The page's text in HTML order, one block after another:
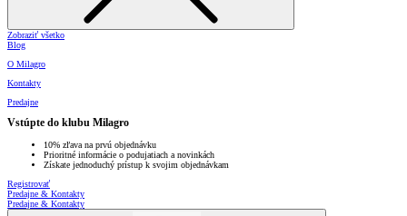
Zobraziť všetko
Blog
O Milagro
Kontakty
Predajne
Vstúpte do klubu Milagro
10% zľava na prvú objednávku
Prioritné informácie o podujatiach a novinkách
Získate jednoduchý prístup k svojim objednávkam
Registrovať
Predajne & Kontakty
Predajne & Kontakty